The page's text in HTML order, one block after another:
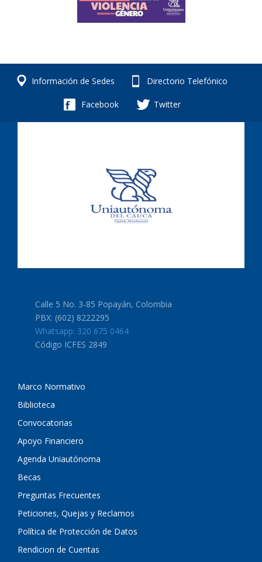
Información de Sedes Directorio Telefónico
Facebook Twitter
Calle 5 No. 3-85 Popayán, Colombia
PBX: (602) 8222295
Whatsapp: 320 675 0464
Código ICFES 2849
Marco Normativo
Biblioteca
Convocatorias
Apoyo Financiero
Agenda Uniautónoma
Becas
Preguntas Frecuentes
Peticiones, Quejas y Reclamos
Política de Protección de Datos
Rendicion de Cuentas